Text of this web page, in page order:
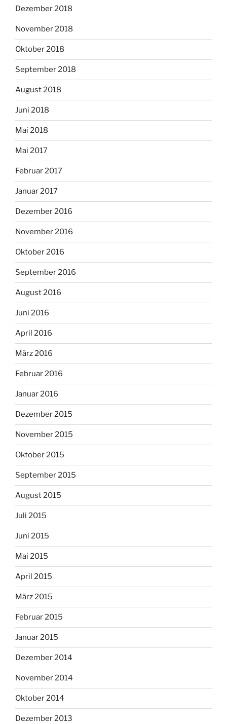
Dezember 2018
November 2018
Oktober 2018
September 2018
August 2018
Juni 2018
Mai 2018
Mai 2017
Februar 2017
Januar 2017
Dezember 2016
November 2016
Oktober 2016
September 2016
August 2016
Juni 2016
April 2016
März 2016
Februar 2016
Januar 2016
Dezember 2015
November 2015
Oktober 2015
September 2015
August 2015
Juli 2015
Juni 2015
Mai 2015
April 2015
März 2015
Februar 2015
Januar 2015
Dezember 2014
November 2014
Oktober 2014
Dezember 2013